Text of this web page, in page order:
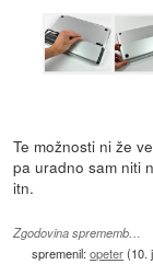
Te možnosti ni že
pa uradno sam niti
itn.
Zgodovina sprememb…
spremenil:opeter(10.